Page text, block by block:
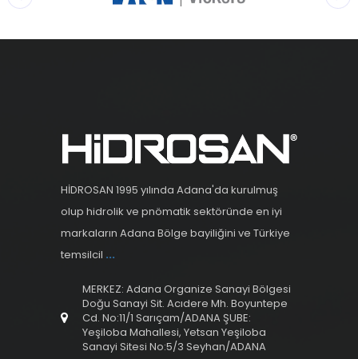
HİDROSAN 1995 yılında Adana'da kurulmuş
olup hidrolik ve pnömatik sektöründe en iyi
markaların Adana Bölge bayiliğini ve Türkiye
temsilcil ...
MERKEZ: Adana Organize Sanayi Bölgesi
Doğu Sanayi Sit. Acıdere Mh. Boyuntepe
Cd. No:11/1 Sarıçam/ADANA ŞUBE:
Yeşiloba Mahallesi, Yetsan Yeşiloba
Sanayi Sitesi No:5/3 Seyhan/ADANA